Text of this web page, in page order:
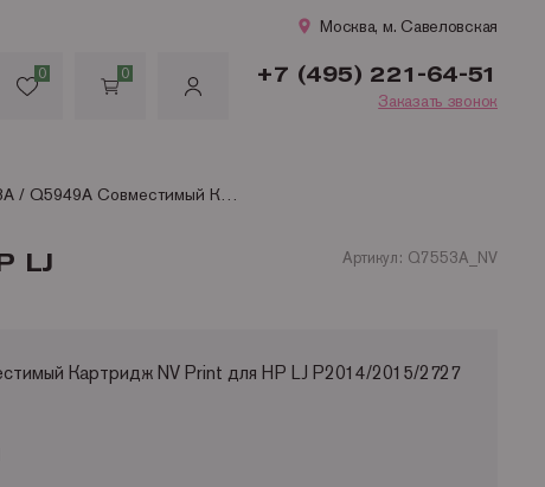
Москва, м. Савеловская
0 0 +7 (495) 221-64-51
Заказать звонок
Q7553A / Q5949A Совместимый Картридж NV Print для HP LJ P2014/2015/2727 (3 000стр)
LJ Артикул: Q7553A_NV
Картридж NV Print для HP LJ P2014/2015/2727